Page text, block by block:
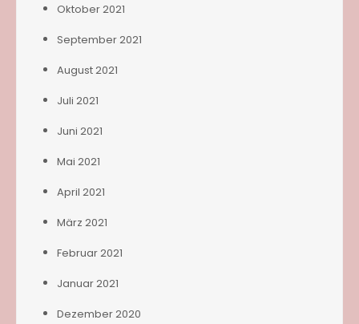
Oktober 2021
September 2021
August 2021
Juli 2021
Juni 2021
Mai 2021
April 2021
März 2021
Februar 2021
Januar 2021
Dezember 2020